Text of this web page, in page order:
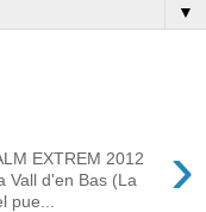
▼
›
EXTREM 2012
Vall d'en Bas (La
pue...